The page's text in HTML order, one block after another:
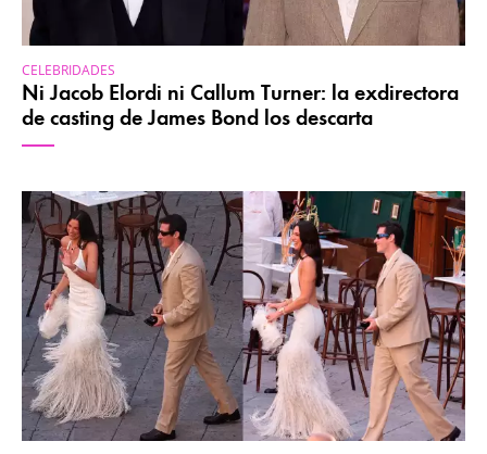
CELEBRIDADES
Ni Jacob Elordi ni Callum Turner: la exdirectora
de casting de James Bond los descarta